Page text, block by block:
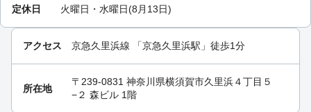
定休日 火曜日・水曜日(8月13日)
アクセス 京急久里浜線 「京急久里浜駅 」徒歩1分
所在地
〒239-0831 神奈川県横須賀市久里浜４丁目５
−２ 森ビル 1階